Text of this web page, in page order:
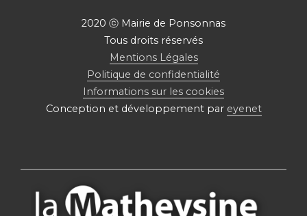
2020 ⓒ Mairie de Ponsonnas
Tous droits réservés
Mentions Légales
Politique de confidentialité
Informations sur les cookies
Conception et développement par eyenet